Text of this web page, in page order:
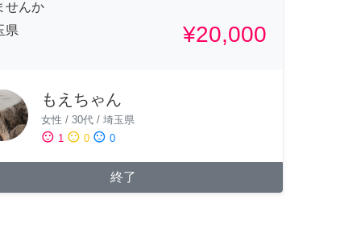
せんか
県
¥20,000
もえちゃん
女性 / 30代 / 埼玉県
sentiment_satisfied 1 sentiment_neutral 0 sentiment_dissatisfied 0
終了